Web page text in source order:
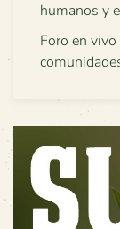
humanos y
Foro en